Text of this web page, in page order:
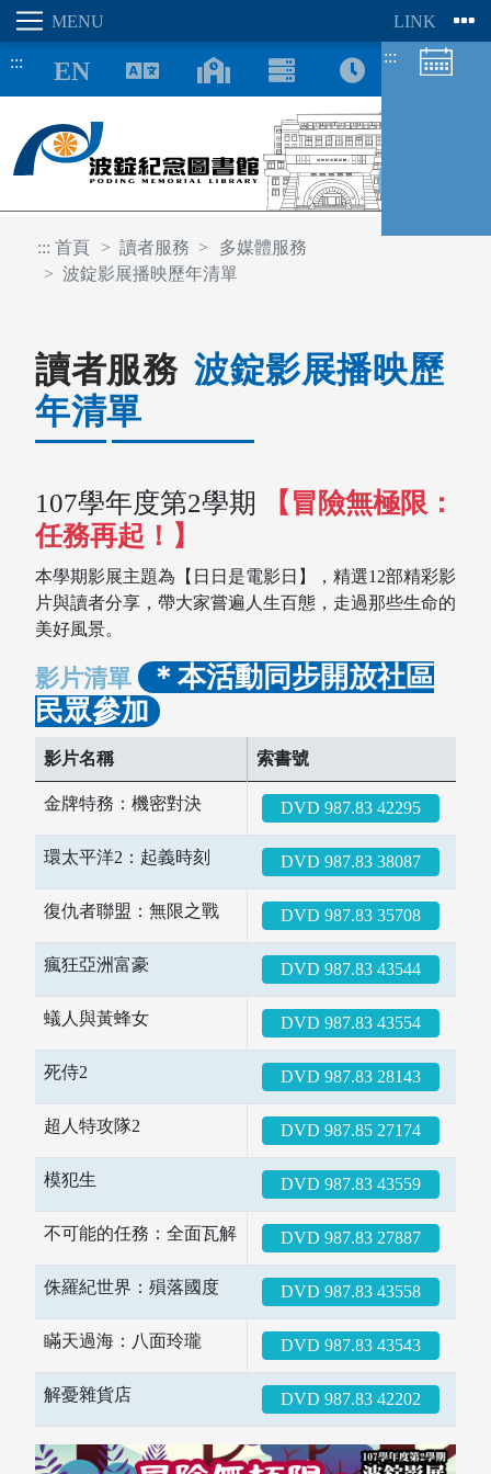
::: :::
圖書薦購
::: 首頁 讀者服務
多媒體服務
波錠影展播映歷年清單
讀者服務 波錠影展播映歷
年清單
107學年度第2學期
【冒險無極限：
任務再起！】
本學期影展主題為【日日是電影日】，精選12部精彩影
片與讀者分享，帶大家嘗遍人生百態，走過那些生命的
美好風景。
影片清單
＊本活動同步開放社區
民眾參加
影片名稱 索書號
金牌特務：機密對決 DVD 987.83 42295
環太平洋2：起義時刻 DVD 987.83 38087
復仇者聯盟：無限之戰 DVD 987.83 35708
瘋狂亞洲富豪 DVD 987.83 43544
蟻人與黃蜂女 DVD 987.83 43554
死侍2 DVD 987.83 28143
超人特攻隊2 DVD 987.85 27174
模犯生 DVD 987.83 43559
不可能的任務：全面瓦解 DVD 987.83 27887
侏羅紀世界：殞落國度 DVD 987.83 43558
瞞天過海：八面玲瓏 DVD 987.83 43543
解憂雜貨店 DVD 987.83 42202